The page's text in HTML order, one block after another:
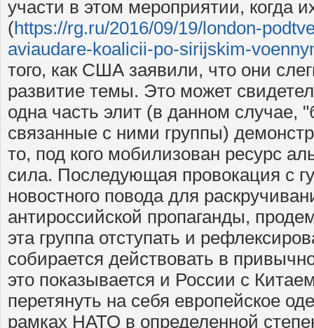
участи в этом мероприятии, когда
(https://rg.ru/2016/09/19/london-
aviaudare-koalicii-po-sirijskim-
того, как США заявили, что они
развитие темы. Это может
одна часть элит (в данном случае,
связанные с ними группы)
то, под кого мобилизован ресурс
сила. Последующая провокация с
новостного повода для
антироссийской пропаганды,
эта группа отступать и
собирается действовать в
это показывается и России с
перетянуть на себя европейское
рамках НАТО в определенной